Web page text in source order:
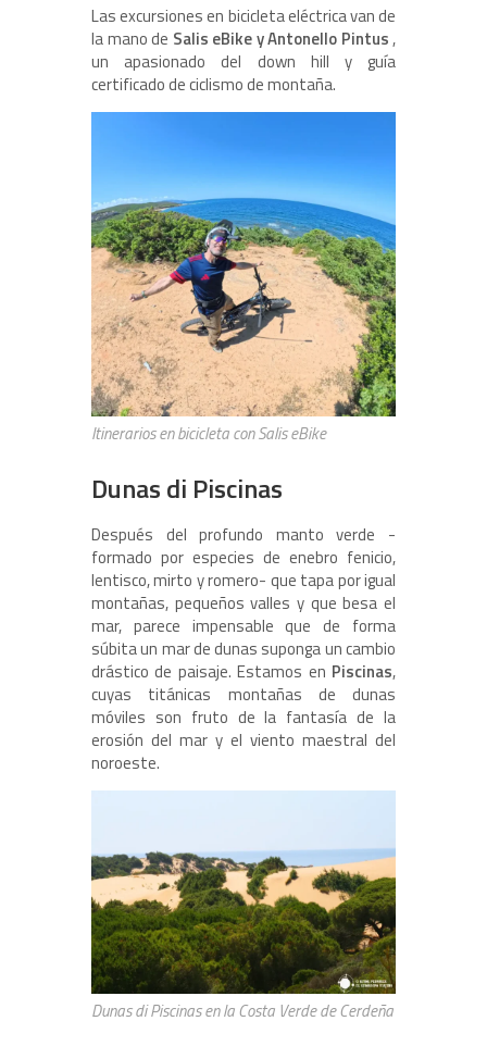
Las excursiones en bicicleta eléctrica van de
la mano de Salis eBike y Antonello Pintus,
un apasionado del down hill y guía
certificado de ciclismo de montaña.
Itinerarios en bicicleta con Salis eBike
Dunas di Piscinas
Después del profundo manto verde -
formado por especies de enebro fenicio,
lentisco, mirto y romero- que tapa por igual
montañas, pequeños valles y que besa el
mar, parece impensable que de forma
súbita un mar de dunas suponga un cambio
drástico de paisaje. Estamos en Piscinas,
cuyas titánicas montañas de dunas
móviles son fruto de la fantasía de la
erosión del mar y el viento maestral del
noroeste.
Dunas di Piscinas en la Costa Verde de Cerdeña